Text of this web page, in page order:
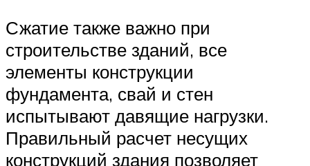
Сжатие также важно при
строительстве зданий, все
элементы конструкции
фундамента, свай и стен
испытывают давящие нагрузки.
Правильный расчет несущих
конструкций здания позволяет